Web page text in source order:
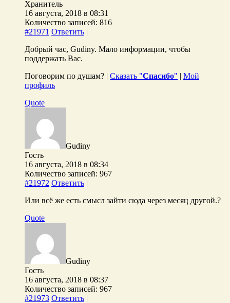
Хранитель
16 августа, 2018 в 08:31
Количество записей: 816
#21971 Ответить |
Добрый час, Gudiny. Мало информации, чтобы
поддержать Вас.
Поговорим по душам? | Сказать "Спасибо" | Мой
профиль
Quote
Gudiny
Гость
16 августа, 2018 в 08:34
Количество записей: 967
#21972 Ответить |
Или всё же есть смысл зайти сюда через месяц другой.?
Quote
Gudiny
Гость
16 августа, 2018 в 08:37
Количество записей: 967
#21973 Ответить |